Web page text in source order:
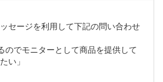
セージを利用して下記の問い合わせ
のでモニターとして商品を提供して
い」